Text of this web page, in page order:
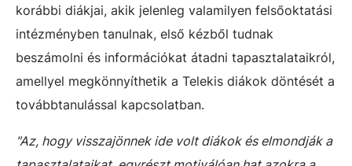
korábbi diákjai, akik jelenleg valamilyen felsőoktatási
intézményben tanulnak, első kézből tudnak
beszámolni és információkat átadni tapasztalataikról,
amellyel megkönnyíthetik a Telekis diákok döntését a
továbbtanulással kapcsolatban.
"Az, hogy visszajönnek ide volt diákok és elmondják a